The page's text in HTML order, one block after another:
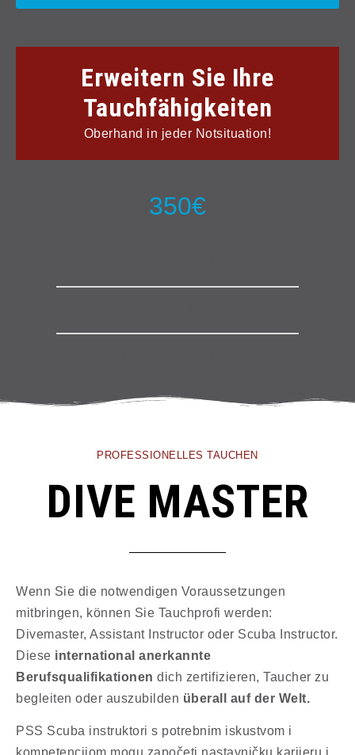
Erweitern Sie Ihre
Tauchfähigkeiten
Oberhand in jeder Notsituation!
350€
PROFESSIONELLES TAUCHEN
DIVE MASTER
Wenn Sie die notwendigen Voraussetzungen
mitbringen, können Sie Tauchprofi werden:
Divemaster, Assistant Instructor oder Scuba Instructor.
Diese international anerkannte
Berufsqualifikationen dich zertifizieren, Taucher zu
begleiten oder auszubilden überall auf der Welt.
PSS Scuba instruktori s potrebnim iskustvom i
kompetencijom mogu započeti nastavničku karijeru i